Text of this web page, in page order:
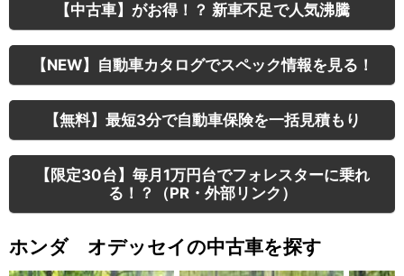
【中古車】がお得！？ 新車不足で人気沸騰
【NEW】自動車カタログでスペック情報を見る！
【無料】最短3分で自動車保険を一括見積もり
【限定30台】毎月1万円台でフォレスターに乗れ
る！？（PR・外部リンク）
ホンダ オデッセイの中古車を探す